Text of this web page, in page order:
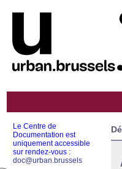
Le Centre de
Documentation est
uniquement accessible
sur rendez-vous :
doc@urban.brussels